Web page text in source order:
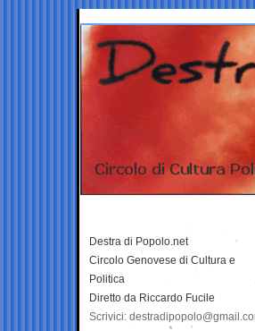
Destra di Popolo.net
Circolo Genovese di Cultura e
Politica
Diretto da Riccardo Fucile
Scrivici: